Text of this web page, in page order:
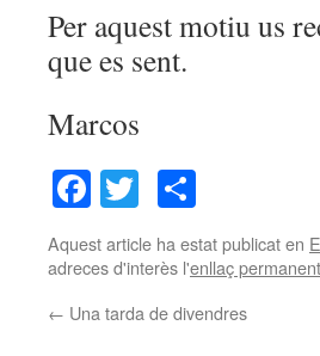
Per aquest motiu us
que es sent.
Marcos
Facebook
Twitter
Aquest article ha estat publicat en
adreces d'interès l'enllaç permanent
← Una tarda de divendres